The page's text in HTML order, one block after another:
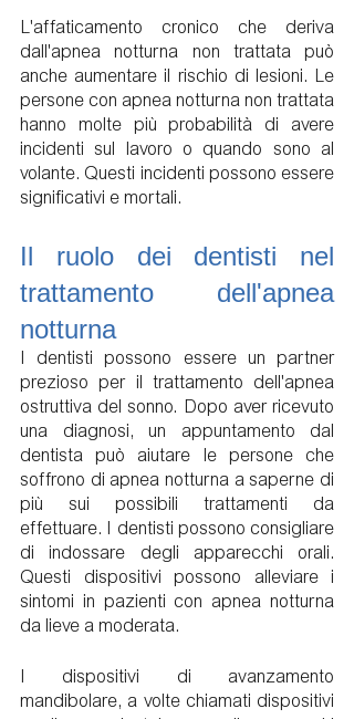
L'affaticamento cronico che deriva
dall'apnea notturna non trattata può
anche aumentare il rischio di lesioni. Le
persone con apnea notturna non trattata
hanno molte più probabilità di avere
incidenti sul lavoro o quando sono al
volante. Questi incidenti possono essere
significativi e mortali.
Il ruolo dei dentisti nel
trattamento dell'apnea
notturna
I dentisti possono essere un partner
prezioso per il trattamento dell'apnea
ostruttiva del sonno. Dopo aver ricevuto
una diagnosi, un appuntamento dal
dentista può aiutare le persone che
soffrono di apnea notturna a saperne di
più sui possibili trattamenti da
effettuare. I dentisti possono consigliare
di indossare degli apparecchi orali.
Questi dispositivi possono alleviare i
sintomi in pazienti con apnea notturna
da lieve a moderata.
I dispositivi di avanzamento
mandibolare, a volte chiamati dispositivi